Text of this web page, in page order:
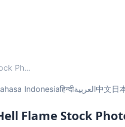
Ph...
Indonesiaहिन्दीالعربية中文日
Flame Stock